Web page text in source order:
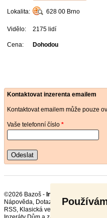
Lokalita: 628 00 Brno
Vidělo: 2175 lidí
Cena: Dohodou
Kontaktovat inzerenta emailem
Kontaktovat emailem může pouze
Vaše telefonní číslo *
Odeslat
©2026 Bazoš - Inzerce, Bazar Bazény
Nápověda Dotazy Hodnocení,
RSS